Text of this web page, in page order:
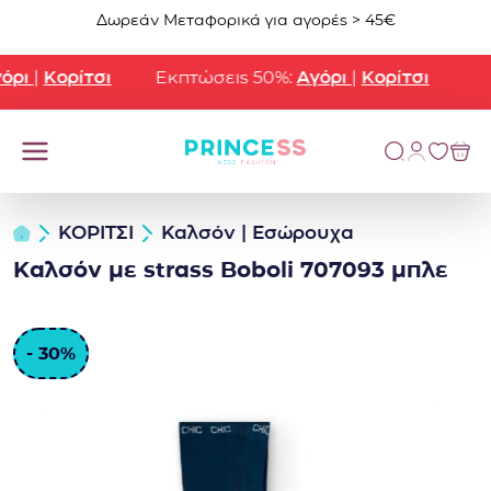
Μετάβαση στο περιεχόμενο
Δωρεάν Μεταφορικά για αγορές > 45€
|Κορίτσι Εκπτώσεις 50%:Αγόρι|Κορίτσι
ΚΟΡΙΤΣΙ Καλσόν | Εσώρουχα
Καλσόν με strass Boboli 707093 μπλε
- 30%